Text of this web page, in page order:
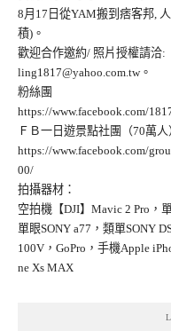
8月17日從YAM搬到痞客邦,
積)。
歡迎合作邀約/ 照片授權請洽:
ling1817@yahoo.com.tw。
粉絲團
https://www.facebook.com/
ＦＢ一日遊景點社團（70萬人
https://www.facebook.com/
00/
拍攝器材：
空拍機【DJI】Mavic 2 Pro，
單眼SONY a77，類單SONY
100V，GoPro，手機Apple
ne Xs MAX